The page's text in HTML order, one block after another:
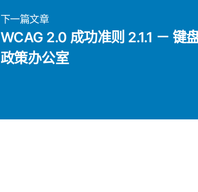
下一篇文章
WCAG 2.0 成功准则 2.1.1 － 键
政策办公室